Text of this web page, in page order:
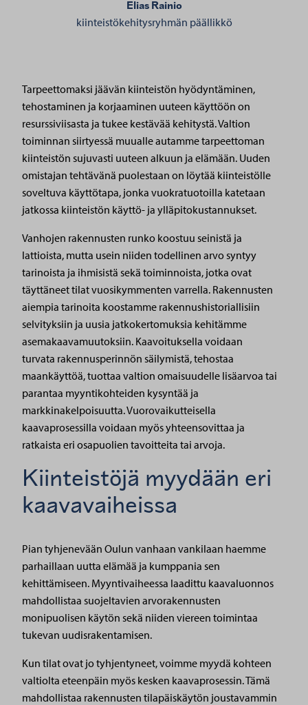
Elias Rainio
kiinteistökehitysryhmän päällikkö
Tarpeettomaksi jäävän kiinteistön hyödyntäminen,
tehostaminen ja korjaaminen uuteen käyttöön on
resurssiviisasta ja tukee kestävää kehitystä. Valtion
toiminnan siirtyessä muualle autamme tarpeettoman
kiinteistön sujuvasti uuteen alkuun ja elämään. Uuden
omistajan tehtävänä puolestaan on löytää kiinteistölle
soveltuva käyttötapa, jonka vuokratuotoilla katetaan
jatkossa kiinteistön käyttö- ja ylläpitokustannukset.
Vanhojen rakennusten runko koostuu seinistä ja
lattioista, mutta usein niiden todellinen arvo syntyy
tarinoista ja ihmisistä sekä toiminnoista, jotka ovat
täyttäneet tilat vuosikymmenten varrella. Rakennusten
aiempia tarinoita koostamme rakennushistoriallisiin
selvityksiin ja uusia jatkokertomuksia kehitämme
asemakaavamuutoksiin. Kaavoituksella voidaan
turvata rakennusperinnön säilymistä, tehostaa
maankäyttöä, tuottaa valtion omaisuudelle lisäarvoa tai
parantaa myyntikohteiden kysyntää ja
markkinakelpoisuutta. Vuorovaikutteisella
kaavaprosessilla voidaan myös yhteensovittaa ja
ratkaista eri osapuolien tavoitteita tai arvoja.
Kiinteistöjä myydään eri
kaavavaiheissa
Pian tyhjenevään Oulun vanhaan vankilaan haemme
parhaillaan uutta elämää ja kumppania sen
kehittämiseen. Myyntivaiheessa laadittu kaavaluonnos
mahdollistaa suojeltavien arvorakennusten
monipuolisen käytön sekä niiden viereen toimintaa
tukevan uudisrakentamisen.
Kun tilat ovat jo tyhjentyneet, voimme myydä kohteen
valtiolta eteenpäin myös kesken kaavaprosessin. Tämä
mahdollistaa rakennusten tilapäiskäytön joustavammin